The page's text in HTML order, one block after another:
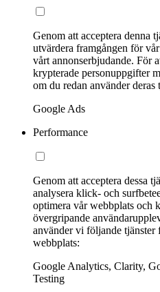
Genom att acceptera denna
utvärdera framgången för
vårt annonserbjudande. För
krypterade personuppgifter
om du redan använder deras
Google Ads
Performance
Genom att acceptera dessa
analysera klick- och
optimera vår webbplats och
övergripande
använder vi följande tjänster
webbplats:
Google Analytics, Clarity,
Testing